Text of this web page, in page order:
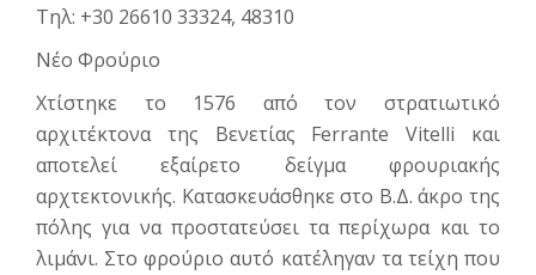
Τηλ: +30 26610 33324, 48310
Νέο Φρούριο
Χτίστηκε το 1576 από τον στρατιωτικό
αρχιτέκτονα της Βενετίας Ferrante Vitelli και
αποτελεί εξαίρετο δείγμα φρουριακής
αρχτεκτονικής. Κατασκευάσθηκε στο Β.Δ. άκρο της
πόλης για να προστατεύσει τα περίχωρα και το
λιμάνι. Στο φρού­ριο αυτό κατέληγαν τα τείχη που